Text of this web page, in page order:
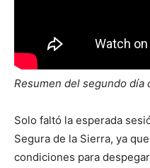
Resumen del segundo día
Solo faltó la esperada
Segura de la Sierra, ya
condiciones para